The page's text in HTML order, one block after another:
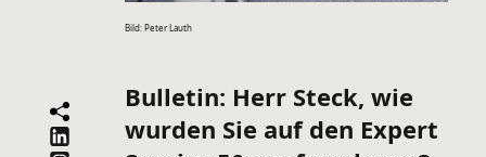
Bild: Peter Lauth
Bulletin: Herr Steck, wie
wurden Sie auf den Expert